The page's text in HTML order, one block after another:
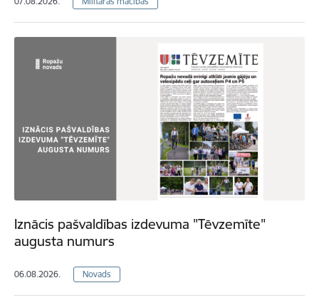
Iznācis pašvaldības izdevuma "Tēvzemīte"
augusta numurs
06.08.2026. Novads